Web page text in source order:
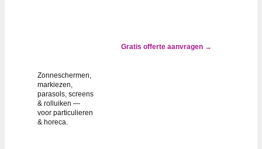
Zonneschermen,
markiezen,
parasols, screens
& rolluiken —
voor particulieren
& horeca.
Gratis offerte aanvragen →